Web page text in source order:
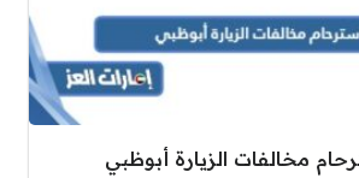
مخالفات الزيارة أبوظبي